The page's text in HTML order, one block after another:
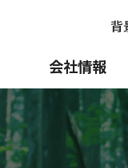
背
会社情報